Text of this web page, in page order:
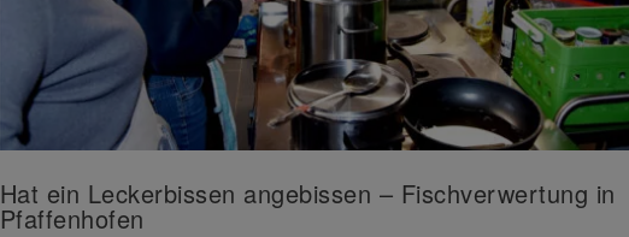
Hat ein Leckerbissen angebissen – Fischverwertung in
Pfaffenhofen